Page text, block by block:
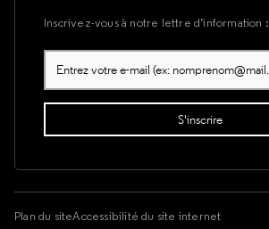
Inscrivez-vous à notre lettre d’information :
Plan du siteAccessibilité du site internet